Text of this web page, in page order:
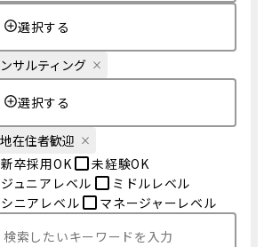
選択する
サルティング
選択する
在住者歓迎
新卒採用OK
未経験OK
ジュニアレベル
ミドルレベル
シニアレベル
マネージャーレベル